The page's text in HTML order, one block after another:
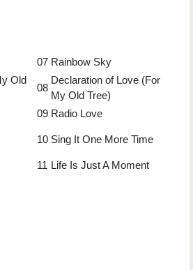
07 Rainbow Sky
Old
08
Declaration of Love (For
My Old Tree)
09 Radio Love
10 Sing It One More Time
11 Life Is Just A Moment